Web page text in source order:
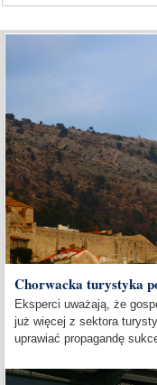
Chorwacka turystyka
Eksperci uważają, że
już więcej z sektora
uprawiać propagandę